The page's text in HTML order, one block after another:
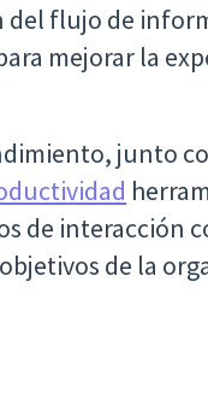
flujo de
mejorar la
junto
de interacción
de la